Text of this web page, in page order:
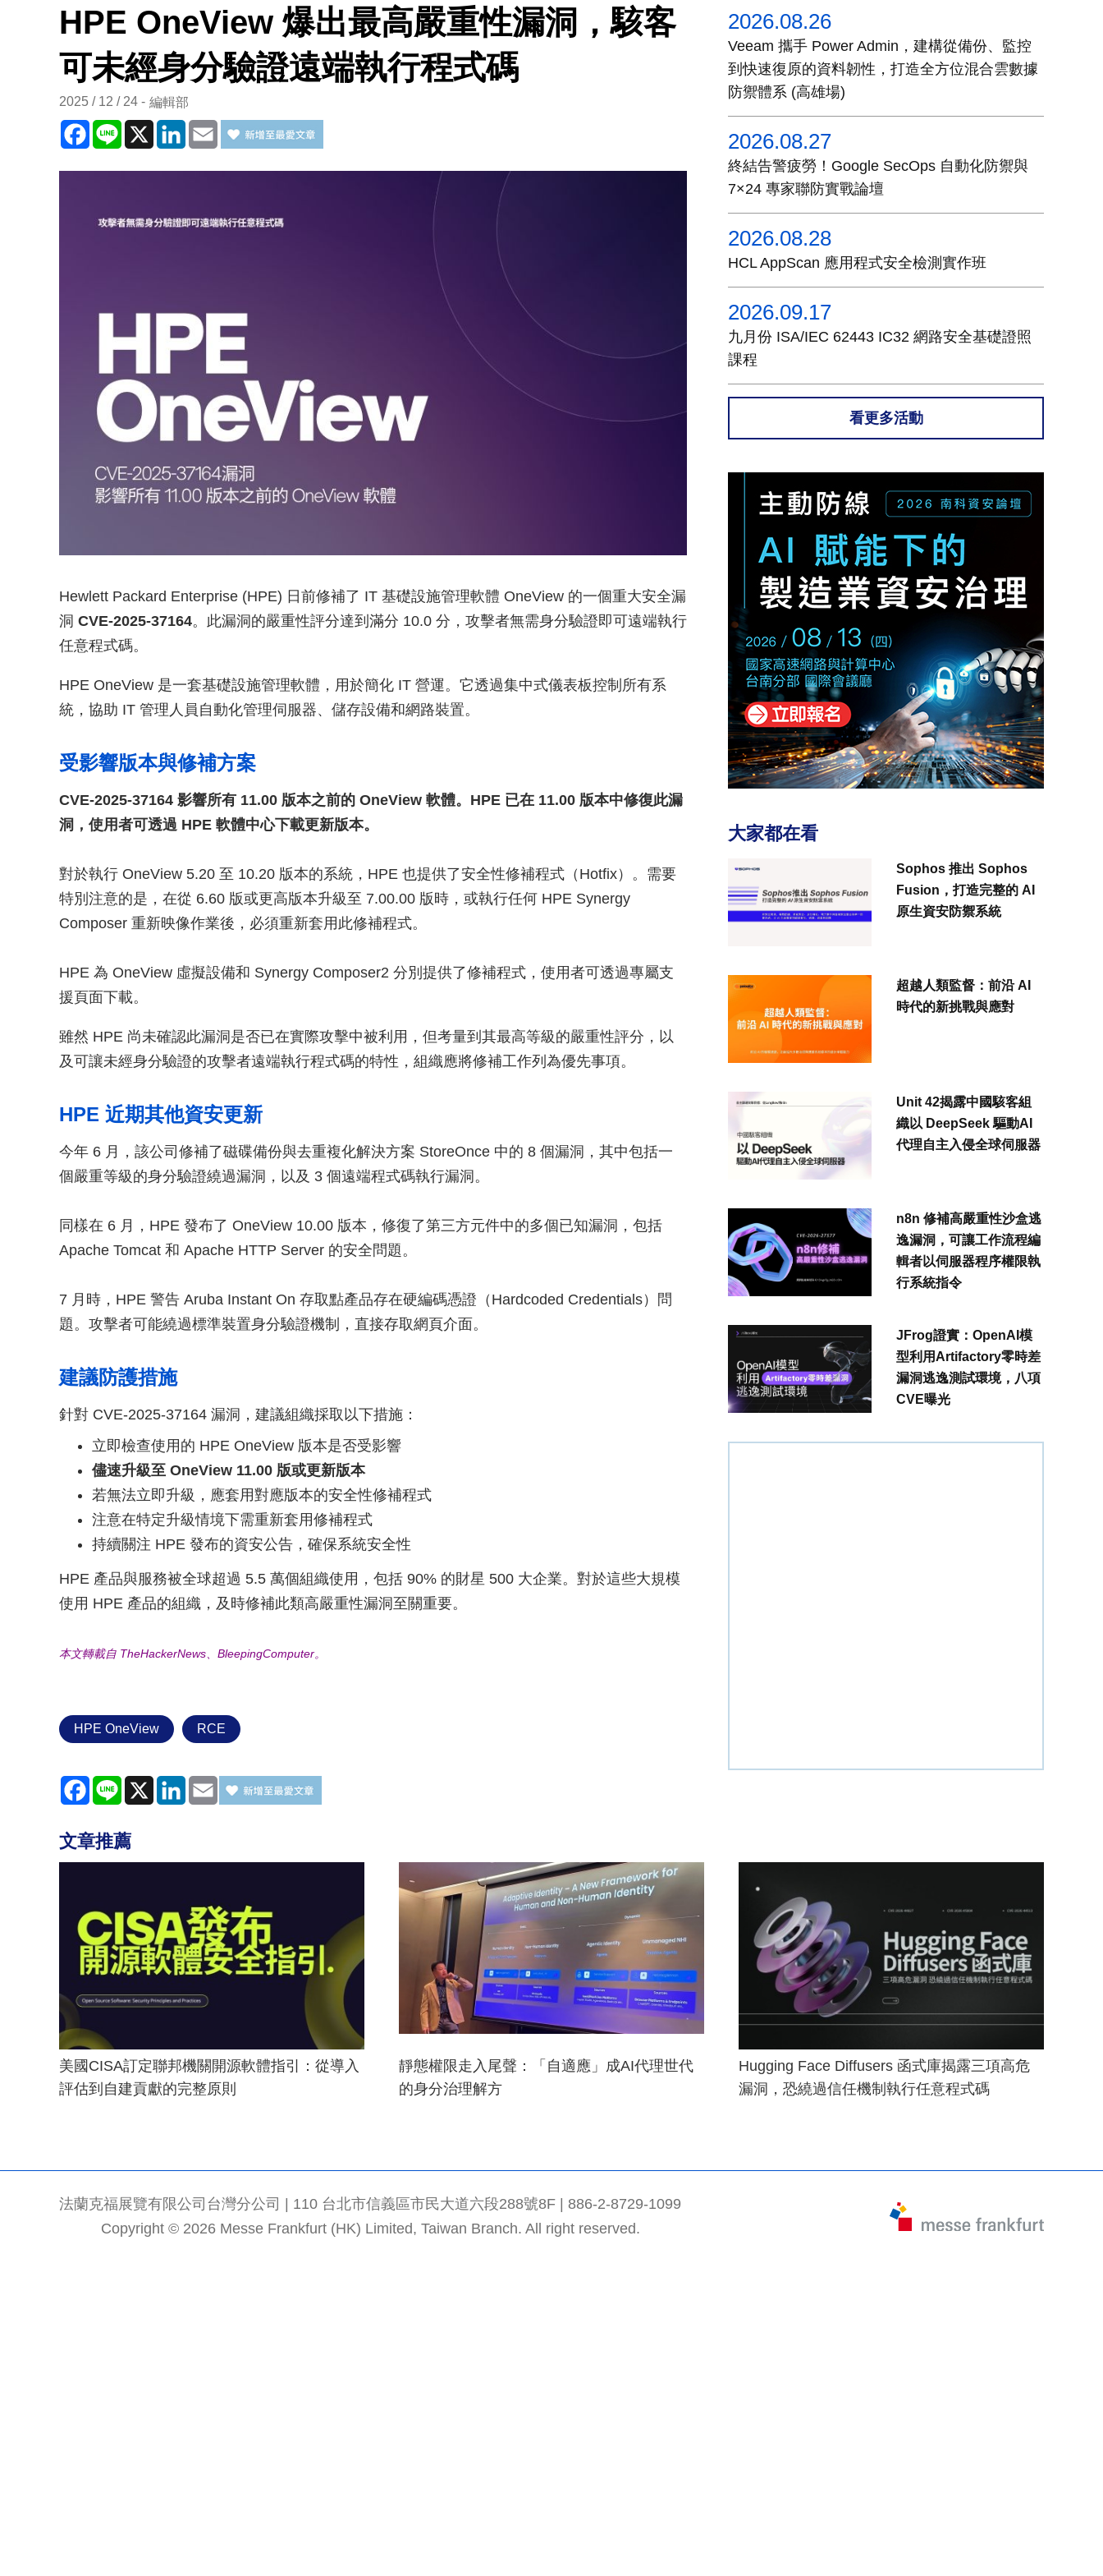
HPE OneView 爆出最高嚴重性漏洞，駭客
可未經身分驗證遠端執行程式碼
2025 / 12 / 24 編輯部
Facebook
Line X LinkedInEmail
Hewlett Packard Enterprise (HPE) 日前修補了 IT 基礎設施管理軟體 OneView 的一個重大安全漏
洞 CVE-2025-37164。此漏洞的嚴重性評分達到滿分 10.0 分，攻擊者無需身分驗證即可遠端執行
任意程式碼。
HPE OneView 是一套基礎設施管理軟體，用於簡化 IT 營運。它透過集中式儀表板控制所有系
統，協助 IT 管理人員自動化管理伺服器、儲存設備和網路裝置。
受影響版本與修補方案
CVE-2025-37164 影響所有 11.00 版本之前的 OneView 軟體。HPE 已在 11.00 版本中修復此漏
洞，使用者可透過 HPE 軟體中心下載更新版本。
對於執行 OneView 5.20 至 10.20 版本的系統，HPE 也提供了安全性修補程式（Hotfix）。需要
特別注意的是，在從 6.60 版或更高版本升級至 7.00.00 版時，或執行任何 HPE Synergy
Composer 重新映像作業後，必須重新套用此修補程式。
HPE 為 OneView 虛擬設備和 Synergy Composer2 分別提供了修補程式，使用者可透過專屬支
援頁面下載。
雖然 HPE 尚未確認此漏洞是否已在實際攻擊中被利用，但考量到其最高等級的嚴重性評分，以
及可讓未經身分驗證的攻擊者遠端執行程式碼的特性，組織應將修補工作列為優先事項。
HPE 近期其他資安更新
今年 6 月，該公司修補了磁碟備份與去重複化解決方案 StoreOnce 中的 8 個漏洞，其中包括一
個嚴重等級的身分驗證繞過漏洞，以及 3 個遠端程式碼執行漏洞。
同樣在 6 月，HPE 發布了 OneView 10.00 版本，修復了第三方元件中的多個已知漏洞，包括
Apache Tomcat 和 Apache HTTP Server 的安全問題。
7 月時，HPE 警告 Aruba Instant On 存取點產品存在硬編碼憑證（Hardcoded Credentials）問
題。攻擊者可能繞過標準裝置身分驗證機制，直接存取網頁介面。
建議防護措施
針對 CVE-2025-37164 漏洞，建議組織採取以下措施：
立即檢查使用的 HPE OneView 版本是否受影響
儘速升級至 OneView 11.00 版或更新版本
若無法立即升級，應套用對應版本的安全性修補程式
注意在特定升級情境下需重新套用修補程式
持續關注 HPE 發布的資安公告，確保系統安全性
HPE 產品與服務被全球超過 5.5 萬個組織使用，包括 90% 的財星 500 大企業。對於這些大規模
使用 HPE 產品的組織，及時修補此類高嚴重性漏洞至關重要。
本文轉載自 TheHackerNews、BleepingComputer。
HPE OneView RCE
Facebook
Line X LinkedInEmail
2026.08.26
Veeam 攜手 Power Admin，建構從備份、監控
到快速復原的資料韌性，打造全方位混合雲數據
防禦體系 (高雄場)
2026.08.27
終結告警疲勞！Google SecOps 自動化防禦與
7×24 專家聯防實戰論壇
2026.08.28
HCL AppScan 應用程式安全檢測實作班
2026.09.17
九月份 ISA/IEC 62443 IC32 網路安全基礎證照
課程
看更多活動
大家都在看
Sophos 推出 Sophos
Fusion，打造完整的 AI
原生資安防禦系統
超越人類監督：前沿 AI
時代的新挑戰與應對
Unit 42揭露中國駭客組
織以 DeepSeek 驅動AI
代理自主入侵全球伺服器
n8n 修補高嚴重性沙盒逃
逸漏洞，可讓工作流程編
輯者以伺服器程序權限執
行系統指令
JFrog證實：OpenAI模
型利用Artifactory零時差
漏洞逃逸測試環境，八項
CVE曝光
文章推薦
美國CISA訂定聯邦機關開源軟體指引：從導入
評估到自建貢獻的完整原則
靜態權限走入尾聲：「自適應」成AI代理世代
的身分治理解方
Hugging Face Diffusers 函式庫揭露三項高危
漏洞，恐繞過信任機制執行任意程式碼
法蘭克福展覽有限公司台灣分公司 | 110 台北市信義區市民大道六段288號8F | 886-2-8729-1099
Copyright © 2026 Messe Frankfurt (HK) Limited, Taiwan Branch. All right reserved.